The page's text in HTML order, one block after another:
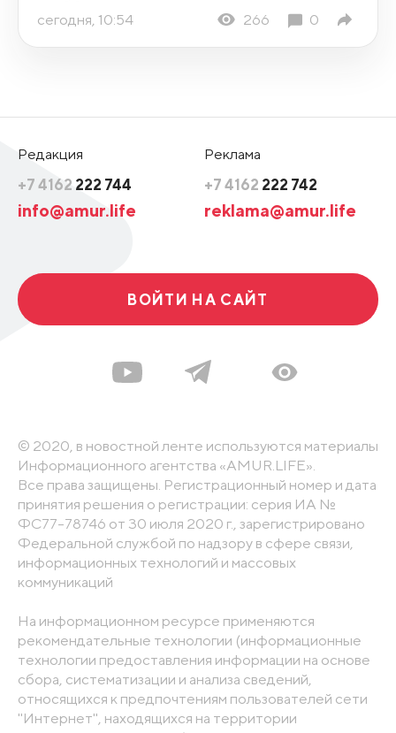
сегодня, 10:54 266 0
Редакция
+7 4162 222 744
info@amur.life
Реклама
+7 4162 222 742
reklama@amur.life
ВОЙТИ НА САЙТ
© 2020, в новостной ленте используются материалы
Информационного агентства «AMUR.LIFE».
Все права защищены. Регистрационный номер и дата
принятия решения о регистрации: серия ИА №
ФС77-78746 от 30 июля 2020 г., зарегистрировано
Федеральной службой по надзору в сфере связи,
информационных технологий и массовых
коммуникаций
На информационном ресурсе применяются
рекомендательные технологии (информационные
технологии предоставления информации на основе
сбора, систематизации и анализа сведений,
относящихся к предпочтениям пользователей сети
"Интернет", находящихся на территории